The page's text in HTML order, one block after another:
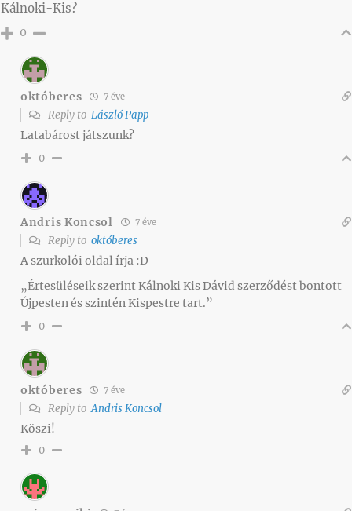
Kálnoki-Kis?
0
októberes 7 éve
Reply to László Papp
Latabárost játszunk?
0
Andris Koncsol 7 éve
Reply to októberes
A szurkolói oldal írja :D
„Értesüléseik szerint Kálnoki Kis Dávid szerződést bontott
Újpesten és szintén Kispestre tart.”
0
októberes 7 éve
Reply toAndris Koncsol
Köszi!
0